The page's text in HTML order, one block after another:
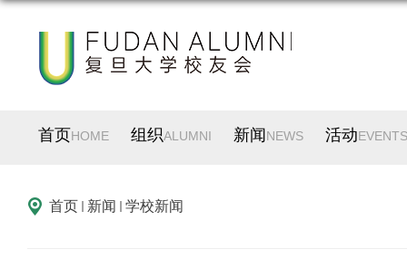
首页HOME 组织ALUMNI 新闻 NEWS 活动EVENTS
首页 新闻 学校新闻